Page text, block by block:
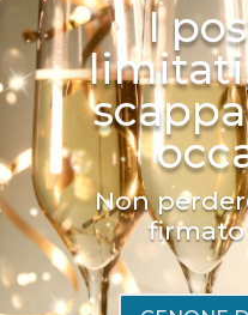
I
Non